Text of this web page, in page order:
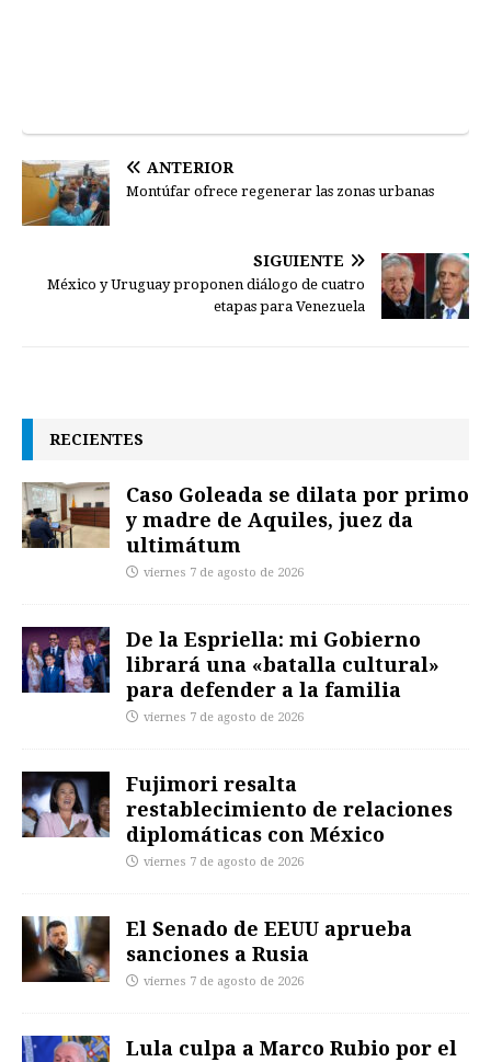
ANTERIOR
Montúfar ofrece regenerar las zonas urbanas
SIGUIENTE
México y Uruguay proponen diálogo de cuatro
etapas para Venezuela
RECIENTES
Caso Goleada se dilata por primo
y madre de Aquiles, juez da
ultimátum
viernes 7 de agosto de 2026
De la Espriella: mi Gobierno
librará una «batalla cultural»
para defender a la familia
viernes 7 de agosto de 2026
Fujimori resalta
restablecimiento de relaciones
diplomáticas con México
viernes 7 de agosto de 2026
El Senado de EEUU aprueba
sanciones a Rusia
viernes 7 de agosto de 2026
Lula culpa a Marco Rubio por el